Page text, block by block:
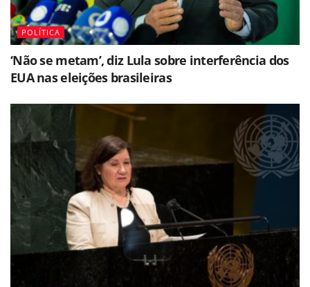
POLÍTICA
‘Não se metam’, diz Lula sobre interferência dos
EUA nas eleições brasileiras